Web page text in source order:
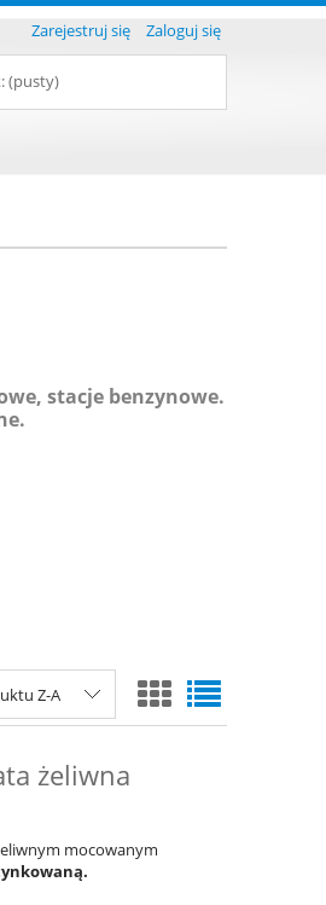
Zarejestruj się Zaloguj się
(pusty)
stacje benzynowe.
Z-A
żeliwna
mocowanym